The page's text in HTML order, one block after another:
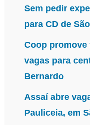
Sem pedir
para CD de
Coop promove
vagas para
Bernardo
Assaí abre
Pauliceia, em